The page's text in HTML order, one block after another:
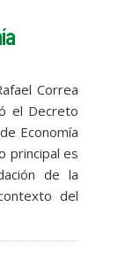
Correa
el Decreto
Economía
principal es
de la
del